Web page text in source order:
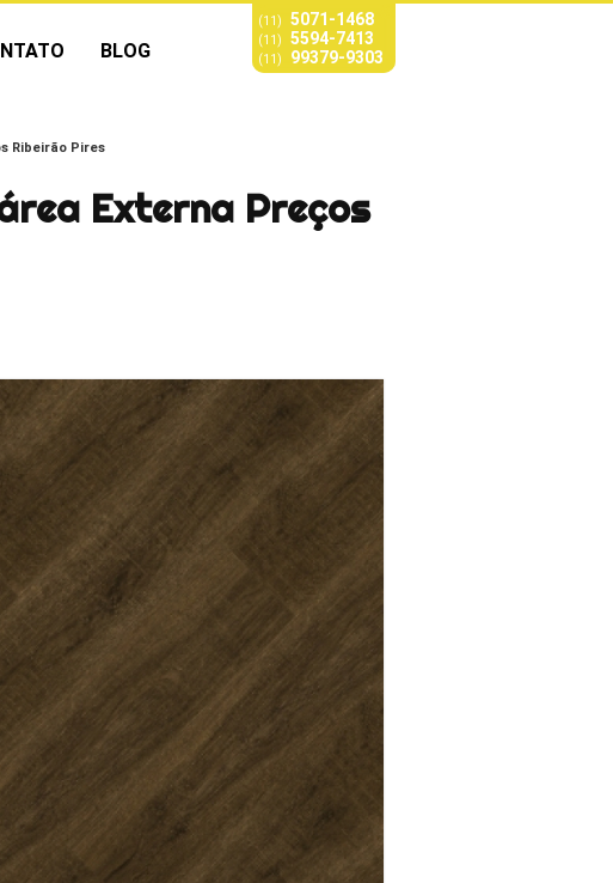
BLOG
(11) 5071-1468
(11) 5594-7413
(11) 99379-9303
Ribeirão Pires
Externa Preços